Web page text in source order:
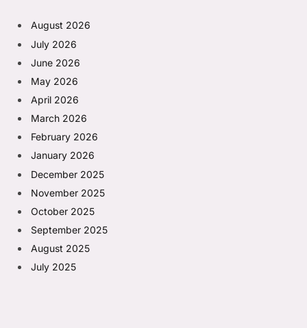
August 2026
July 2026
June 2026
May 2026
April 2026
March 2026
February 2026
January 2026
December 2025
November 2025
October 2025
September 2025
August 2025
July 2025